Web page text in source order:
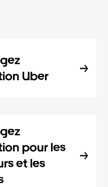
Uber
pour les
et les